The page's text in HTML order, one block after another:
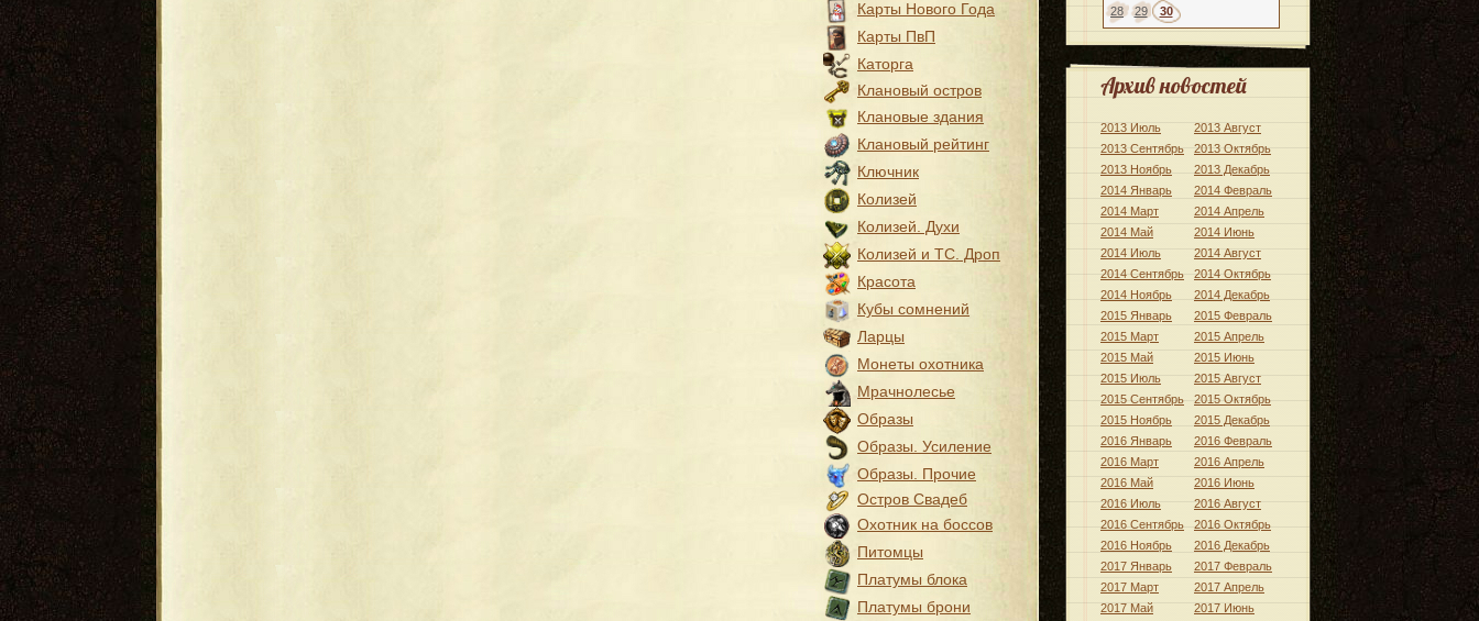
Карты Нового Года
Карты ПвП
Каторга
Клановый остров
Клановые здания
Клановый рейтинг
Ключник
Колизей
Колизей. Духи
Колизей и ТС. Дроп
Красота
Кубы сомнений
Ларцы
Монеты охотника
Мрачнолесье
Образы
Образы. Усиление
Образы. Прочие
Остров Свадеб
Охотник на боссов
Питомцы
Платумы блока
Платумы брони
28 29 30
Архив новостей
2013 Июль
2013 Август
2013 Сентябрь
2013 Октябрь
2013 Ноябрь
2013 Декабрь
2014 Январь
2014 Февраль
2014 Март
2014 Апрель
2014 Май
2014 Июнь
2014 Июль
2014 Август
2014 Сентябрь
2014 Октябрь
2014 Ноябрь
2014 Декабрь
2015 Январь
2015 Февраль
2015 Март
2015 Апрель
2015 Май
2015 Июнь
2015 Июль
2015 Август
2015 Сентябрь
2015 Октябрь
2015 Ноябрь
2015 Декабрь
2016 Январь
2016 Февраль
2016 Март
2016 Апрель
2016 Май
2016 Июнь
2016 Июль
2016 Август
2016 Сентябрь
2016 Октябрь
2016 Ноябрь
2016 Декабрь
2017 Январь
2017 Февраль
2017 Март
2017 Апрель
2017 Май
2017 Июнь